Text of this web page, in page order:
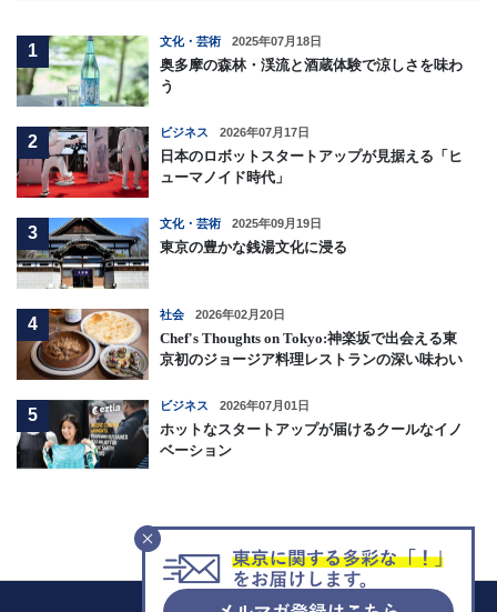
1
文化・芸術 2025年07月18日
奥多摩の森林・渓流と酒蔵体験で涼しさを味わ
う
2
ビジネス 2026年07月17日
日本のロボットスタートアップが見据える「ヒ
ューマノイド時代」
3
文化・芸術 2025年09月19日
東京の豊かな銭湯文化に浸る
4
社会 2026年02月20日
Chef's Thoughts on Tokyo:神楽坂で出会える東
京初のジョージア料理レストランの深い味わい
5
ビジネス 2026年07月01日
ホットなスタートアップが届けるクールなイノ
ベーション